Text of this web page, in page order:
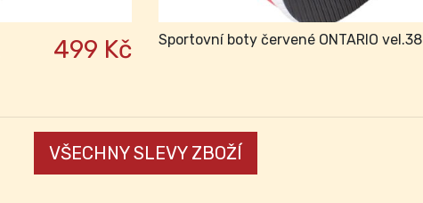
499 Kč Sportovní boty červené ONTARIO vel.38
VŠECHNY SLEVY ZBOŽÍ